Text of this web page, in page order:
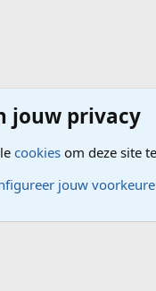
Software
jouw privacy
cookies om deze site
jouw